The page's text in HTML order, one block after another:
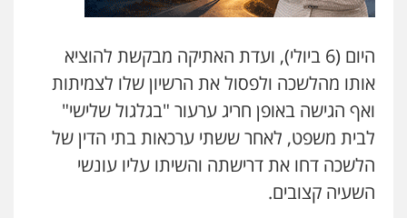
היום (6 ביולי), ועדת האתיקה מבקשת להוציא
אותו מהלשכה ולפסול את הרשיון שלו לצמיתות
ואף הגישה באופן חריג ערעור "בגלגול שלישי"
לבית משפט, לאחר ששתי ערכאות בתי הדין של
הלשכה דחו את דרישתה והשיתו עליו עונשי
השעיה קצובים.